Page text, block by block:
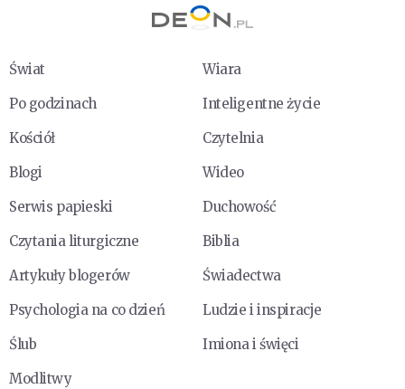
Świat
Wiara
Po godzinach
Inteligentne życie
Kościół
Czytelnia
Blogi
Wideo
Serwis papieski
Duchowość
Czytania liturgiczne
Biblia
Artykuły blogerów
Świadectwa
Psychologia na co dzień
Ludzie i inspiracje
Ślub
Imiona i święci
Modlitwy